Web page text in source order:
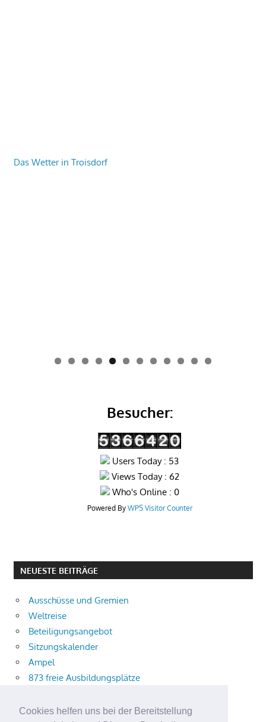
Cookies helfen uns bei der Bereitstellung
Das Wetter in Troisdorf
0 1 2
Besucher:
Users Today : 53
Views Today : 62
Who's Online : 0
Powered By WPS Visitor Counter
NEUESTE BEITRÄGE
Ausschüsse und Gremien
Weltreise
Beteiligungsangebot
Sitzungskalender
Ampel
873 freie Ausbildungsplätze
Aktuelle Verkehrsmeldungen